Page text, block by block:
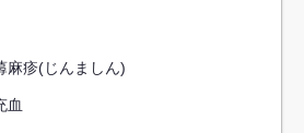
麻疹(じんましん)
血